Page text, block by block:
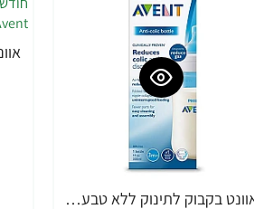
-21%
אוונט בקבוק לתינוק ללא טבעת 330 מ"ל (3 חודש+) 1 יחידה - מבית Philips Avent
-20%